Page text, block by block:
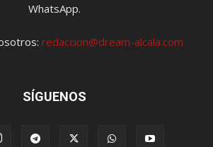
WhatsApp.
redaccion@dream-alcala.com
SÍGUENOS